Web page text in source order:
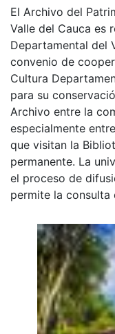
El Archivo del
Valle del Cauca es
Departamental del
convenio de
Cultura
para su
Archivo entre la
especialmente
que visitan la
permanente. La
el proceso de
permite la consulta